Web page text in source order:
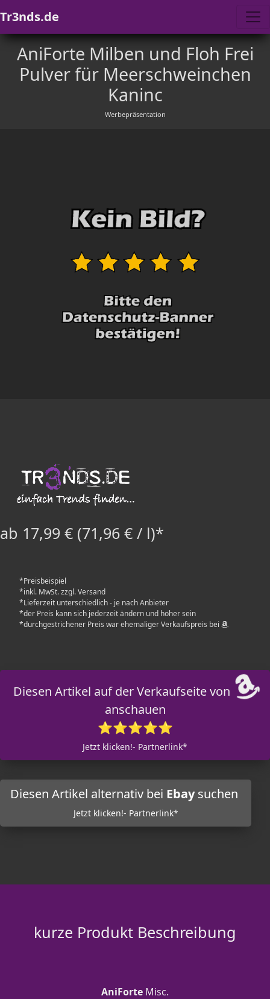
Tr3nds.de
AniForte Milben und Floh Frei
Pulver für Meerschweinchen
Kaninc
Werbepräsentation
ab 17,99 € (71,96 € / l)*
*Preisbeispiel
*inkl. MwSt. zzgl. Versand
*Lieferzeit unterschiedlich - je nach Anbieter
*der Preis kann sich jederzeit ändern und höher sein
*durchgestrichener Preis war ehemaliger Verkaufspreis bei
Diesen Artikel auf der Verkaufseite von
anschauen
⭐⭐⭐⭐⭐
Jetzt klicken!- Partnerlink*
Diesen Artikel alternativ bei Ebaysuchen
Jetzt klicken!- Partnerlink*
kurze Produkt Beschreibung
AniForte Misc.